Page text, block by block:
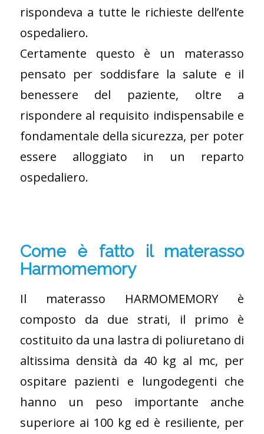
rispondeva a tutte le richieste dell’ente
ospedaliero.
Certamente questo è un materasso
pensato per soddisfare la salute e il
benessere del paziente, oltre a
rispondere al requisito indispensabile e
fondamentale della sicurezza, per poter
essere alloggiato in un reparto
ospedaliero.
Come è fatto il materasso
Harmomemory
Il materasso HARMOMEMORY è
composto da due strati, il primo è
costituito da una lastra di poliuretano di
altissima densità da 40 kg al mc, per
ospitare pazienti e lungodegenti che
hanno un peso importante anche
superiore ai 100 kg ed è resiliente, per